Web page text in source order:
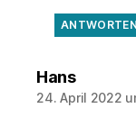
ANTWORTEN
Hanssagt:
24. April 2022